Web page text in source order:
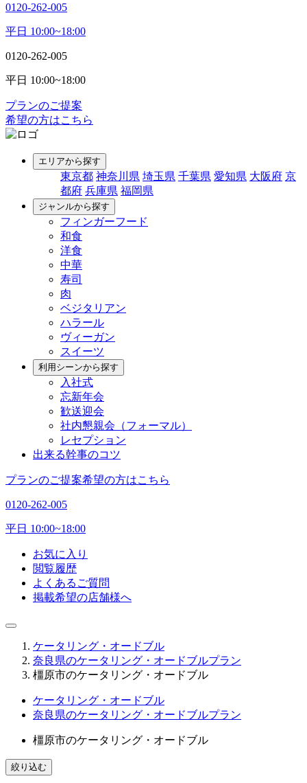
0120-262-005
平日 10:00~18:00
0120-262-005
平日 10:00~18:00
プランのご提案
希望の方はこちら
エリアから探す
東京都 神奈川県 埼玉県 千葉県 愛知県 大阪府 京
都府 兵庫県 福岡県
ジャンルから探す
フィンガーフード
和食
洋食
中華
寿司
肉
ベジタリアン
ハラール
ヴィーガン
スイーツ
利用シーンから探す
入社式
忘新年会
歓送迎会
社内懇親会（フォーマル）
レセプション
出来る幹事のコツ
プランのご提案希望の方はこちら
0120-262-005
平日 10:00~18:00
お気に入り
閲覧履歴
よくあるご質問
掲載希望の店舗様へ
ケータリング・オードブル
奈良県のケータリング・オードブルプラン
橿原市のケータリング・オードブル
ケータリング・オードブル
奈良県のケータリング・オードブルプラン
橿原市のケータリング・オードブル
絞り込む